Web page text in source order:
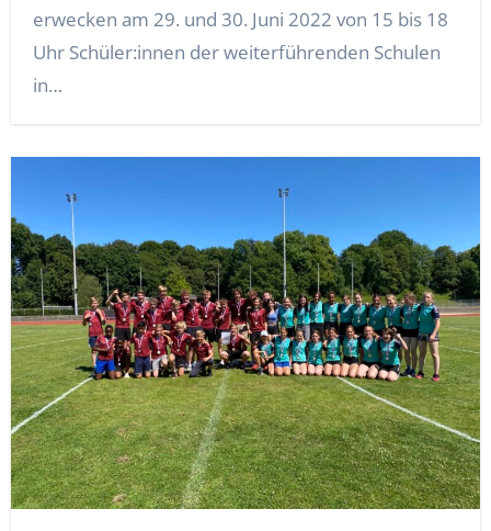
erwecken am 29. und 30. Juni 2022 von 15 bis 18
Uhr Schüler:innen der weiterführenden Schulen
in…